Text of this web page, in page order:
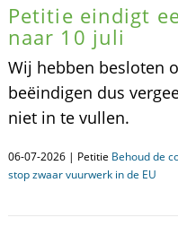
Petitie eindigt
naar 10 juli
Wij hebben besloten
beëindigen dus
niet in te vullen.
06-07-2026 | Petitie Behoud de
stop zwaar vuurwerk in de EU